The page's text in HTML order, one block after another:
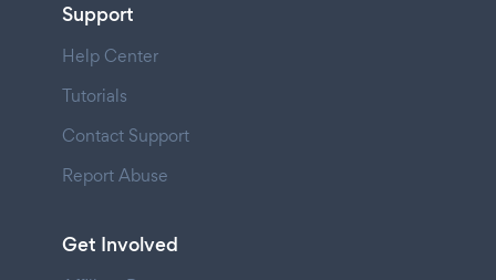
Support
Help Center
Tutorials
Contact Support
Report Abuse
Get Involved